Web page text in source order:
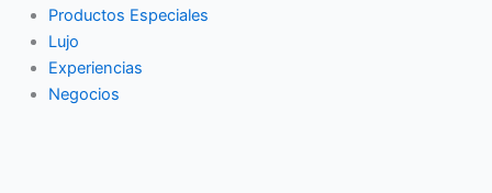
Productos Especiales
Lujo
Experiencias
Negocios